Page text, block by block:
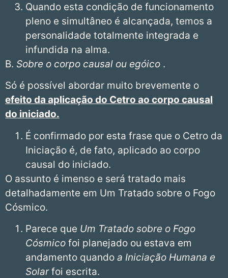
Quando esta condição de funcionamento
pleno e simultâneo é alcançada, temos a
personalidade totalmente integrada e
infundida na alma.
B. Sobre o corpo causal ou egóico .
Só é possível abordar muito brevemente o
efeito da aplicação do Cetro ao corpo causal
do iniciado.
É confirmado por esta frase que o Cetro da
Iniciação é, de fato, aplicado ao corpo
causal do iniciado.
O assunto é imenso e será tratado mais
detalhadamente em Um Tratado sobre o Fogo
Cósmico.
Parece que Um Tratado sobre o Fogo
Cósmico foi planejado ou estava em
andamento quando a Iniciação Humana e
Solarfoi escrita.